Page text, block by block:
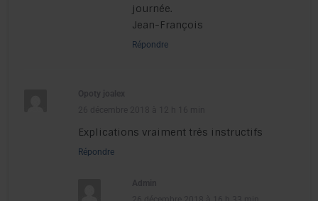
journée.
Jean-François
Répondre
Explications vraiment très instructifs
Répondre